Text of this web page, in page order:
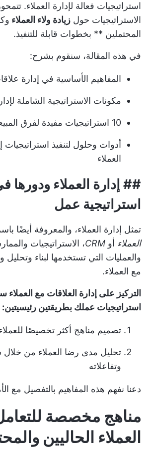
استراتيجيات فعالة لإدارة العملاء.
الاستراتيجيات حول زيادة ولاء العملاء
المحتملين ** بخطوات قابلة للتنفيذ.
في هذه المقالة، سنقوم بشرح:
المفاهيم الأساسية في إدارة
مكونات الاستراتيجية الشاملة
10 استراتيجيات مفيدة لفرق المبيعات والتسويق
أدوات وحلول لتنفيذ استراتيجيات
العملاء
## إدارة العملاء ودورها
استراتيجية عمل
تمثل إدارة العملاء، والمعروفة أيضًا
العملاء أو CRM، الاستراتيجيات
والعمليات التي تستخدمها لبناء وتحليل
مع العملاء.
التركيز على إدارة العلاقات مع
استراتيجيات عملك بطريقتين رئيسيتين:
تصميم مناهج أكثر تخصيصًا للعملاء
تحليل مدى رضا العملاء من
وتفاعلاته
دعنا نفهم هذه المفاهيم بالتفصيل مع
مناهج مخصصة
العملاء الحاليين